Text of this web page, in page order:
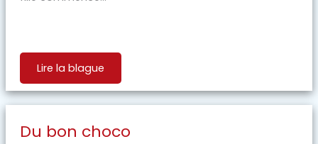
Lire la blague
Du bon choco